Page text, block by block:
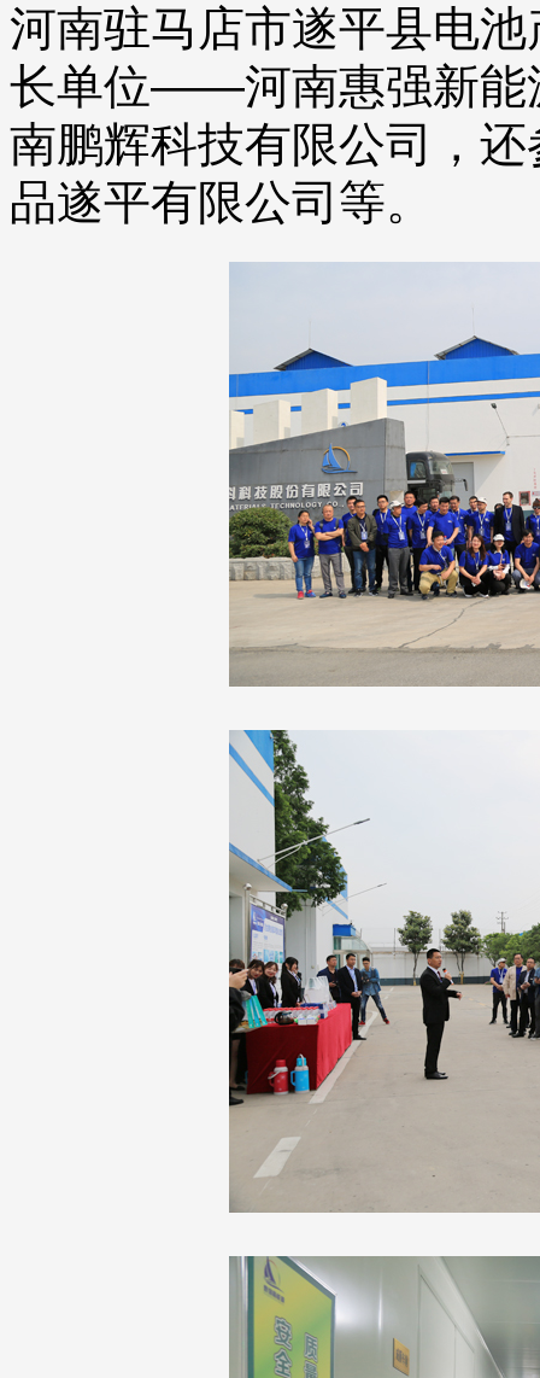
河南驻马店市遂平县电
长单位——河南惠强新能
南鹏辉科技有限公司，
品遂平有限公司等。